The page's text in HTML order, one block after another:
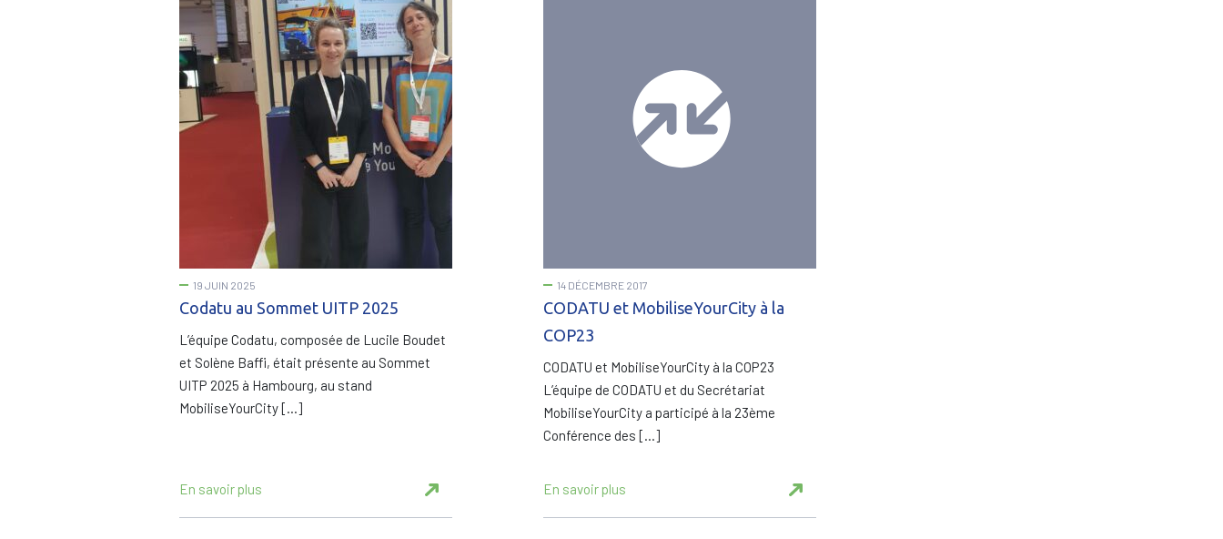
19 JUIN 2025
Codatu au Sommet UITP 2025
L’équipe Codatu, composée de Lucile Boudet
et Solène Baffi, était présente au Sommet
UITP 2025 à Hambourg, au stand
MobiliseYourCity […]
En savoir plus
14 DÉCEMBRE 2017
CODATU et MobiliseYourCity à la
COP23
CODATU et MobiliseYourCity à la COP23
L’équipe de CODATU et du Secrétariat
MobiliseYourCity a participé à la 23ème
Conférence des […]
En savoir plus